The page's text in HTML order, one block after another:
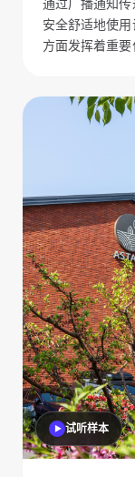
通过广播通知
安全舒适地使
方面发挥着重要
试听样本